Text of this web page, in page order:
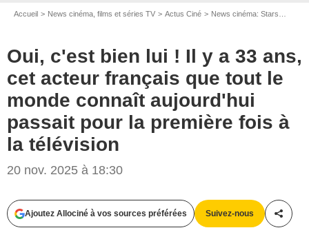
Accueil News cinéma, films et séries TV Actus Ciné News cinéma: Stars
Oui, c'est bien lui ! Il y a 33 ans,
cet acteur français que tout le
monde connaît aujourd'hui
passait pour la première fois à
la télévision
20 nov. 2025 à 18:30
Ajoutez Allociné à vos sources préférées Suivez-nous